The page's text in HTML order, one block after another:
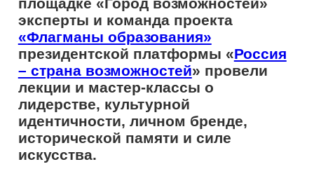
Каждое выступление – не просто
образовательный блок, а конкретная
польза для людей. Молодые участники
получали практичные инструменты и
вдохновение от экспертов сообщества
«Созвездие Флагманов образования».
«Мы видим, что «Таврида»–это не
только пространство для идей, но и
платформа для роста. Здесь мы
встречаем людей, которым важно не
только реализоваться самим, но и
создавать возможности для других.